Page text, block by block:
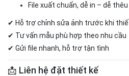
File xuất chuẩn, dễ in – dễ thêu
✔ Hỗ trợ chỉnh sửa ảnh trước khi
✔ Tư vấn mẫu phù hợp theo nhu cầu
✔ Gửi file nhanh, hỗ trợ tận tình
📩 Liên hệ đặt thiết kế